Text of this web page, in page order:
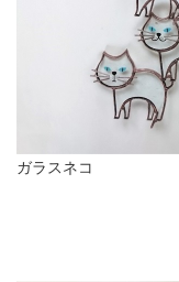
ガラスネコ